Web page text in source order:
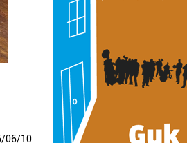
/06/10